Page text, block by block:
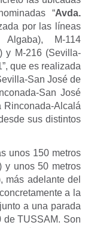
“Avda.
por las líneas
Algaba), M-114
y M-216 (Sevilla-
que es realizada
San José de
San José
Rinconada-Alcalá
sus distintos
unos 150 metros
y unos 50 metros
más adelante del
a la
a una parada
de TUSSAM. Son